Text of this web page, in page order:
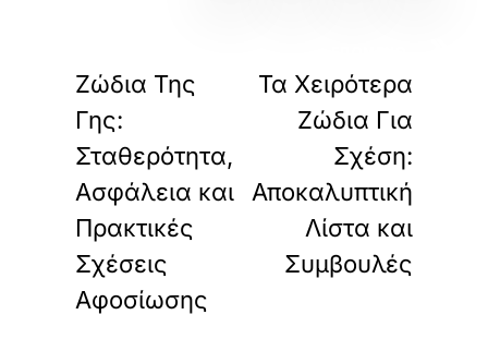
Ζώδια Της
Γης:
Σταθερότητα,
Ασφάλεια και
Πρακτικές
Σχέσεις
Αφοσίωσης
Τα Χειρότερα
Ζώδια Για
Σχέση:
Αποκαλυπτική
Λίστα και
Συμβουλές